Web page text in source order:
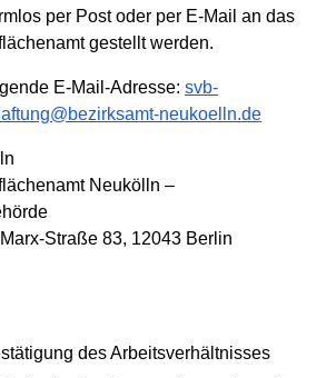
per Post oder per E-Mail an das
gestellt werden.
E-Mail-Adresse: svb-
neukoelln.de
Neukölln –
Straße 83, 12043 Berlin
des Arbeitsverhältnisses